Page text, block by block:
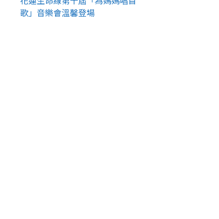
歌」音樂會溫馨登場